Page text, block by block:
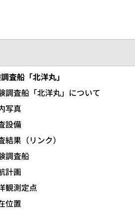
査船「北洋丸」
調査船「北洋丸」について
写真
設備
結果（リンク）
調査船
計画
観測定点
位置